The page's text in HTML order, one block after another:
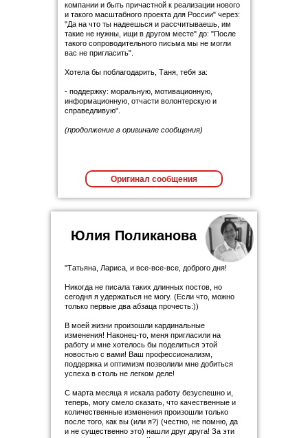
компании и быть причастной к реализации нового
и такого масштабного проекта для России" через:
"Да на что ты надеешься и рассчитываешь, им
такие не нужны, ищи в другом месте" до: "После
такого сопроводительного письма мы не могли
вас не пригласить".
Хотела бы поблагодарить, Таня, тебя за:
- поддержку: моральную, мотивационную,
информационную, отчасти волонтерскую и
справедливую".
(продолжение в оригинале сообщения)
Оригинал сообщения
"Татьяна, Лариса, и все-все-все, доброго дня!
Никогда не писала таких длинных постов, но
сегодня я удержаться не могу. (Если что, можно
только первые два абзаца прочесть:))
В моей жизни произошли кардинальные
изменения! Наконец-то, меня пригласили на
работу и мне хотелось бы поделиться этой
новостью с вами! Ваш профессионализм,
поддержка и оптимизм позволили мне добиться
успеха в столь не легком деле!
С марта месяца я искала работу безуспешно и,
теперь, могу смело сказать, что качественные и
количественные изменения произошли только
после того, как вы (или я?) (честно, не помню, да
и не существенно это) нашли друг друга! За эти
Юлия Поликанова